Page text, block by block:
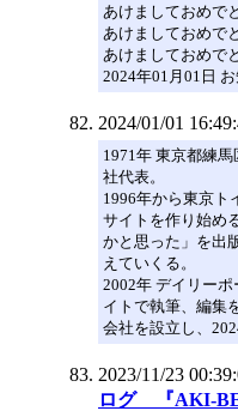
あけましておめで
あけましておめで
あけましておめで
2024年01月01日
2024/01/01
1971年 東京都練
社代表。
1996年から東京ト
サイトを作り始め
かと思った」を出
えていくる。
2002年 デイリー
イトで執筆、編集
会社を設立し、
2023/11/23
ログ 『AKI-